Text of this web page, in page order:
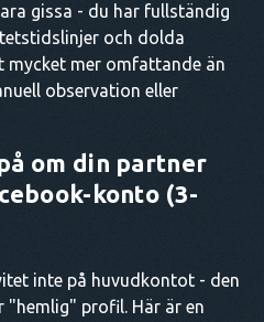
gissa - du har fullständig
och dolda
mycket mer omfattande än
observation eller
om din partner
konto (3-
inte på huvudkontot - den
"hemlig" profil. Här är en